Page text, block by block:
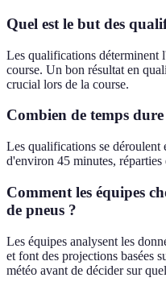
Quel est le but des
Les qualifications déterminent
course. Un bon résultat en
crucial lors de la course.
Combien de temps
Les qualifications se déroulent
d'environ 45 minutes,
Comment les équipes
de pneus ?
Les équipes analysent les
et font des projections basées
météo avant de décider sur